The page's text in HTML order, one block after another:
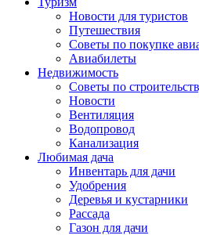
Новости для туристов
Путешествия
Советы по покупке
Авиабилеты
Недвижимость
Советы по
Новости
Вентиляция
Водопровод
Канализация
Любимая дача
Инвентарь для дачи
Удобрения
Деревья и кустарники
Рассада
Газон для дачи